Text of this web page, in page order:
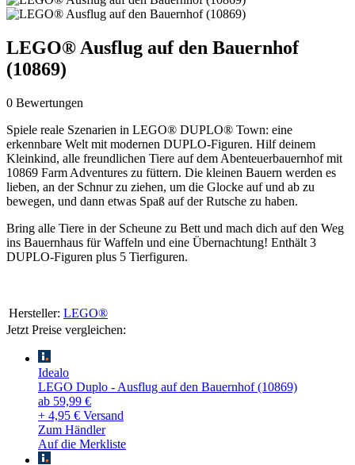
LEGO® Ausflug auf den Bauernhof
(10869)
0 Bewertungen
Spiele reale Szenarien in LEGO® DUPLO® Town: eine
erkennbare Welt mit modernen DUPLO-Figuren. Hilf deinem
Kleinkind, alle freundlichen Tiere auf dem Abenteuerbauernhof mit
10869 Farm Adventures zu füttern. Die kleinen Bauern werden es
lieben, an der Schnur zu ziehen, um die Glocke auf und ab zu
bewegen, und dann etwas Spaß auf der Rutsche zu haben.
Bring alle Tiere in der Scheune zu Bett und mach dich auf den Weg
ins Bauernhaus für Waffeln und eine Übernachtung! Enthält 3
DUPLO-Figuren plus 5 Tierfiguren.
Hersteller: LEGO®
Jetzt Preise vergleichen:
Idealo
LEGO Duplo - Ausflug auf den Bauernhof (10869)
ab 59,99 €
+ 4,95 € Versand
Zum Händler
Auf die Merkliste